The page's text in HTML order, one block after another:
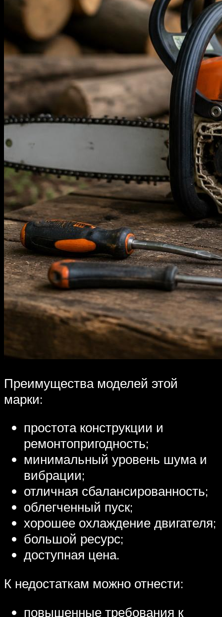
Преимущества моделей этой
марки:
простота конструкции и
ремонтопригодность;
минимальный уровень шума и
вибрации;
отличная сбалансированность;
облегченный пуск;
хорошее охлаждение двигателя;
большой ресурс;
доступная цена.
К недостаткам можно отнести:
повышенные требования к